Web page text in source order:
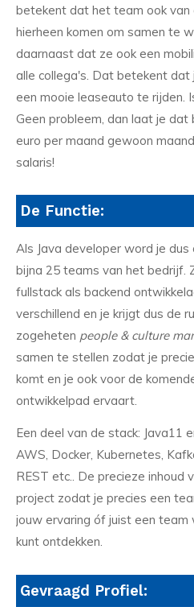
betekent dat het team ook van
hierheen komen om samen te
daarnaast dat ze ook een
alle collega's. Dat betekent dat
een mooie leaseauto te rijden.
Geen probleem, dan laat je dat
euro per maand gewoon
salaris!
De Functie:
Als Java developer word je
bijna 25 teams van het bedrijf.
fullstack als backend
verschillend en je krijgt dus de
zogeheten people & culture
samen te stellen zodat je
komt en je ook voor de
ontwikkelpad ervaart.
Een deel van de stack: Java11
AWS, Docker, Kubernetes,
REST etc.. De precieze inhoud
project zodat je precies een
jouw ervaring óf juist een team
kunt ontdekken.
Gevraagd Profiel: